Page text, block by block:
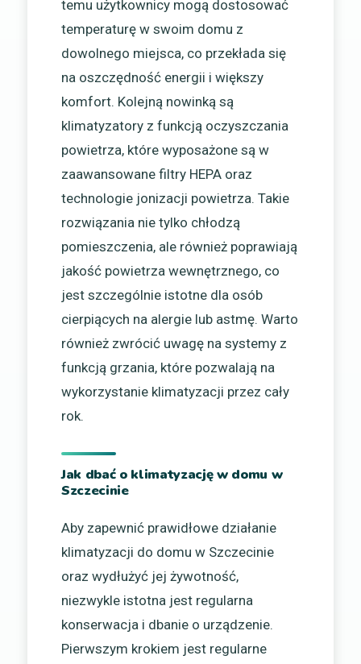
temu użytkownicy mogą dostosować
temperaturę w swoim domu z
dowolnego miejsca, co przekłada się
na oszczędność energii i większy
komfort. Kolejną nowinką są
klimatyzatory z funkcją oczyszczania
powietrza, które wyposażone są w
zaawansowane filtry HEPA oraz
technologie jonizacji powietrza. Takie
rozwiązania nie tylko chłodzą
pomieszczenia, ale również poprawiają
jakość powietrza wewnętrznego, co
jest szczególnie istotne dla osób
cierpiących na alergie lub astmę. Warto
również zwrócić uwagę na systemy z
funkcją grzania, które pozwalają na
wykorzystanie klimatyzacji przez cały
rok.
Jak dbać o klimatyzację w domu w
Szczecinie
Aby zapewnić prawidłowe działanie
klimatyzacji do domu w Szczecinie
oraz wydłużyć jej żywotność,
niezwykle istotna jest regularna
konserwacja i dbanie o urządzenie.
Pierwszym krokiem jest regularne